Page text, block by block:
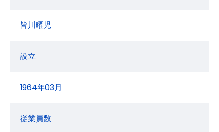
皆川曜児
設立
1964年03月
従業員数